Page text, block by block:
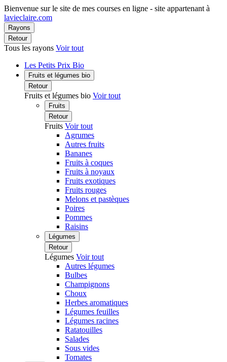
Bienvenue sur le site de mes courses en ligne - site appartenant à
lavieclaire.com
Rayons
Retour
Tous les rayons Voir tout
Les Petits Prix Bio
Fruits et légumes bio
Retour
Fruits et légumes bio Voir tout
Fruits
Retour
Fruits Voir tout
Agrumes
Autres fruits
Bananes
Fruits à coques
Fruits à noyaux
Fruits exotiques
Fruits rouges
Melons et pastèques
Poires
Pommes
Raisins
Légumes
Retour
Légumes Voir tout
Autres légumes
Bulbes
Champignons
Choux
Herbes aromatiques
Légumes feuilles
Légumes racines
Ratatouilles
Salades
Sous vides
Tomates